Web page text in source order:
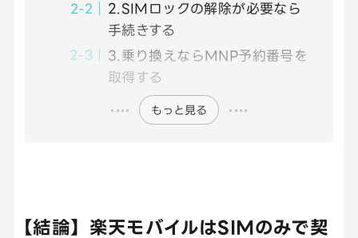
2.SIMロックの解除が必要なら
手続きする
3.乗り換えならMNP予約番号を
取得する
もっと見る
【結論】楽天モバイルはSIMのみで契